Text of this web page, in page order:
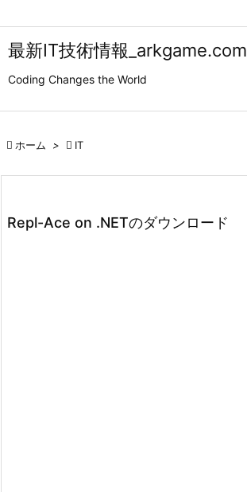
最新IT技術情報_arkgame.com
Coding Changes the World
 ホーム >  IT
Repl-Ace on .NETのダウンロード